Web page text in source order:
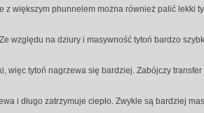
większym phunnelem można również palić lekki
względu na dziury i masywność tytoń bardzo
tytoń nagrzewa się bardziej. Zabójczy transfer
i długo zatrzymuje ciepło. Zwykle są bardziej